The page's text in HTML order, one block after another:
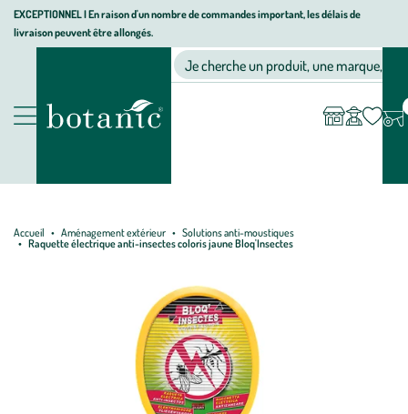
Aller
Aller
au
Aller
au
page
EXCEPTIONNEL I En raison d'un nombre de commandes important, les délais de
livraison peuvent être allongés.
Nos produits
Jardinerie écologique, animalerie, décoration, alimentation bio
Je cherche un produit, une marque, un
compte
Accueil Aménagement extérieur
Solutions anti-moustiques
Raquette électrique anti-insectes coloris jaune Bloq'Insectes